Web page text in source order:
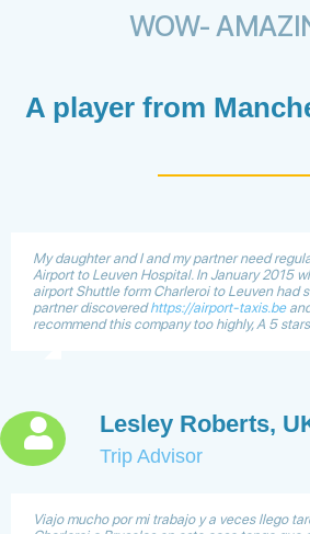
WOW-
A player from
My daughter and I and my partner need
Airport to Leuven Hospital. In January 2015
airport Shuttle form Charleroi to Leuven had
partner discoveredhttps://airport-taxis.be
recommend this company too highly, A 5
Lesley Roberts,
Trip Advisor
Viajo mucho por mi trabajo y a veces llego